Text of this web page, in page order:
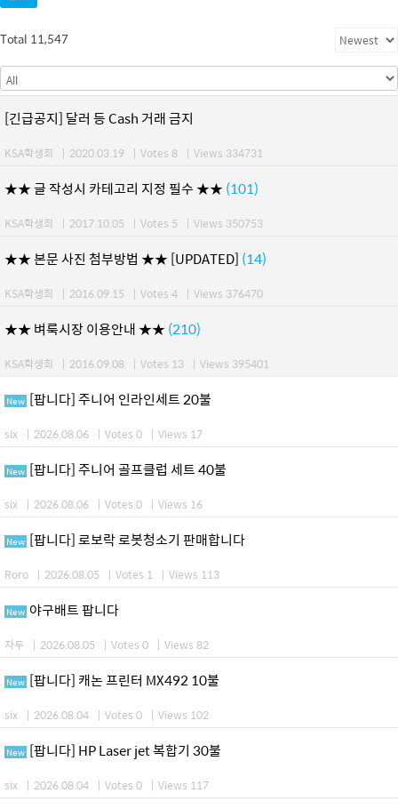
Total 11,547
[긴급공지] 달러 등 Cash 거래 금지
KSA학생회 | 2020.03.19 | Votes 8 | Views 334731
★★ 글 작성시 카테고리 지정 필수 ★★ (101)
KSA학생회 | 2017.10.05 | Votes 5 | Views 350753
★★ 본문 사진 첨부방법 ★★ [UPDATED] (14)
KSA학생회 | 2016.09.15 | Votes 4 | Views 376470
★★ 벼룩시장 이용안내 ★★ (210)
KSA학생회 | 2016.09.08 | Votes 13 | Views 395401
New [팝니다] 주니어 인라인세트 20불
six | 2026.08.06 | Votes 0 | Views 17
New [팝니다] 주니어 골프클럽 세트 40불
six | 2026.08.06 | Votes 0 | Views 16
New [팝니다] 로보락 로봇청소기 판매합니다
Roro | 2026.08.05 | Votes 1 | Views 113
New 야구배트 팝니다
자두 | 2026.08.05 | Votes 0 | Views 82
New [팝니다] 캐논 프린터 MX492 10불
six | 2026.08.04 | Votes 0 | Views 102
New [팝니다] HP Laser jet 복합기 30불
six | 2026.08.04 | Votes 0 | Views 117